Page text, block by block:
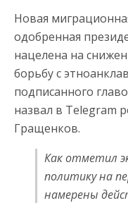
Новая
одобренная
нацелена на
борьбу с
подписанного
назвал в Telegram
Гращенков.
Как отметил
политику на
намерены